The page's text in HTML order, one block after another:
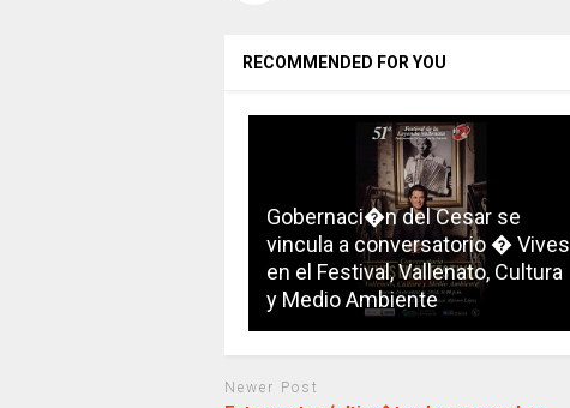
RECOMMENDED FOR YOU
Gobernaci�n del Cesar se
vincula a conversatorio � Vives
en el Festival, Vallenato, Cultura
y Medio Ambiente
Newer Post